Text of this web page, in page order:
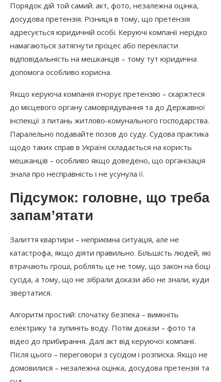
Порядок дій той самий: акт, фото, незалежна оцінка,
досудова претензія. Різниця в тому, що претензія
адресується юридичній особі. Керуючі компанії нерідко
намагаються затягнути процес або перекласти
відповідальність на мешканців – тому тут юридична
допомога особливо корисна.
Якщо керуюча компанія ігнорує претензію – скаржтеся
до місцевого органу самоврядування та до Державної
інспекції з питань житлово-комунального господарства.
Паралельно подавайте позов до суду. Судова практика
щодо таких справ в Україні складається на користь
мешканців – особливо якщо доведено, що організація
знала про несправність і не усунула її.
Підсумок: головне, що треба
запам’ятати
Залиття квартири – неприємна ситуація, але не
катастрофа, якщо діяти правильно. Більшість людей, які
втрачають гроші, роблять це не тому, що закон на боці
сусіда, а тому, що не зібрали докази або не знали, куди
звертатися.
Алгоритм простий: спочатку безпека – вимкніть
електрику та зупиніть воду. Потім докази – фото та
відео до прибирання. Далі акт від керуючої компанії.
Після цього – переговори з сусідом і розписка. Якщо не
домовилися – незалежна оцінка, досудова претензія та